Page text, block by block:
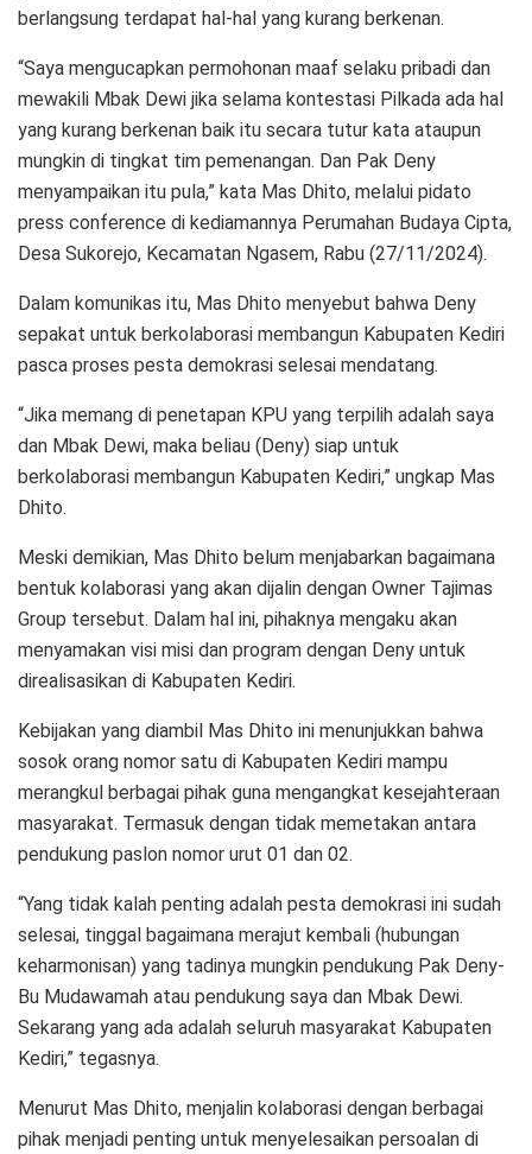
berlangsung terdapat hal-hal yang kurang berkenan.
“Saya mengucapkan permohonan maaf selaku pribadi dan
mewakili Mbak Dewi jika selama kontestasi Pilkada ada hal
yang kurang berkenan baik itu secara tutur kata ataupun
mungkin di tingkat tim pemenangan. Dan Pak Deny
menyampaikan itu pula,” kata Mas Dhito, melalui pidato
press conference di kediamannya Perumahan Budaya Cipta,
Desa Sukorejo, Kecamatan Ngasem, Rabu (27/11/2024).
Dalam komunikas itu, Mas Dhito menyebut bahwa Deny
sepakat untuk berkolaborasi membangun Kabupaten Kediri
pasca proses pesta demokrasi selesai mendatang.
“Jika memang di penetapan KPU yang terpilih adalah saya
dan Mbak Dewi, maka beliau (Deny) siap untuk
berkolaborasi membangun Kabupaten Kediri,” ungkap Mas
Dhito.
Meski demikian, Mas Dhito belum menjabarkan bagaimana
bentuk kolaborasi yang akan dijalin dengan Owner Tajimas
Group tersebut. Dalam hal ini, pihaknya mengaku akan
menyamakan visi misi dan program dengan Deny untuk
direalisasikan di Kabupaten Kediri.
Kebijakan yang diambil Mas Dhito ini menunjukkan bahwa
sosok orang nomor satu di Kabupaten Kediri mampu
merangkul berbagai pihak guna mengangkat kesejahteraan
masyarakat. Termasuk dengan tidak memetakan antara
pendukung paslon nomor urut 01 dan 02.
“Yang tidak kalah penting adalah pesta demokrasi ini sudah
selesai, tinggal bagaimana merajut kembali (hubungan
keharmonisan) yang tadinya mungkin pendukung Pak Deny-
Bu Mudawamah atau pendukung saya dan Mbak Dewi.
Sekarang yang ada adalah seluruh masyarakat Kabupaten
Kediri,” tegasnya.
Menurut Mas Dhito, menjalin kolaborasi dengan berbagai
pihak menjadi penting untuk menyelesaikan persoalan di